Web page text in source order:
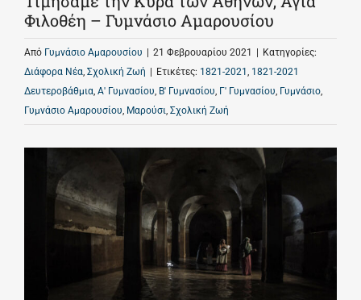
Φιλοθέη – Γυμνάσιο Αμαρουσίου
Από Γυμνάσιο Αμαρουσίου 21 Φεβρουαρίου 2021
Κατηγορίες:
Διάφορα Νέα, Σχολική Ζωή Ετικέτες: 1821-2021 , 1821-2021
Δευτεροβάθμια, Α' Γυμνασίου, Β' Γυμνασίου, Γ' Γυμνασίου, Γυμνάσιο,
Γυμνάσιο Αμαρουσίου, Μαρούσι, Σχολική Ζωή